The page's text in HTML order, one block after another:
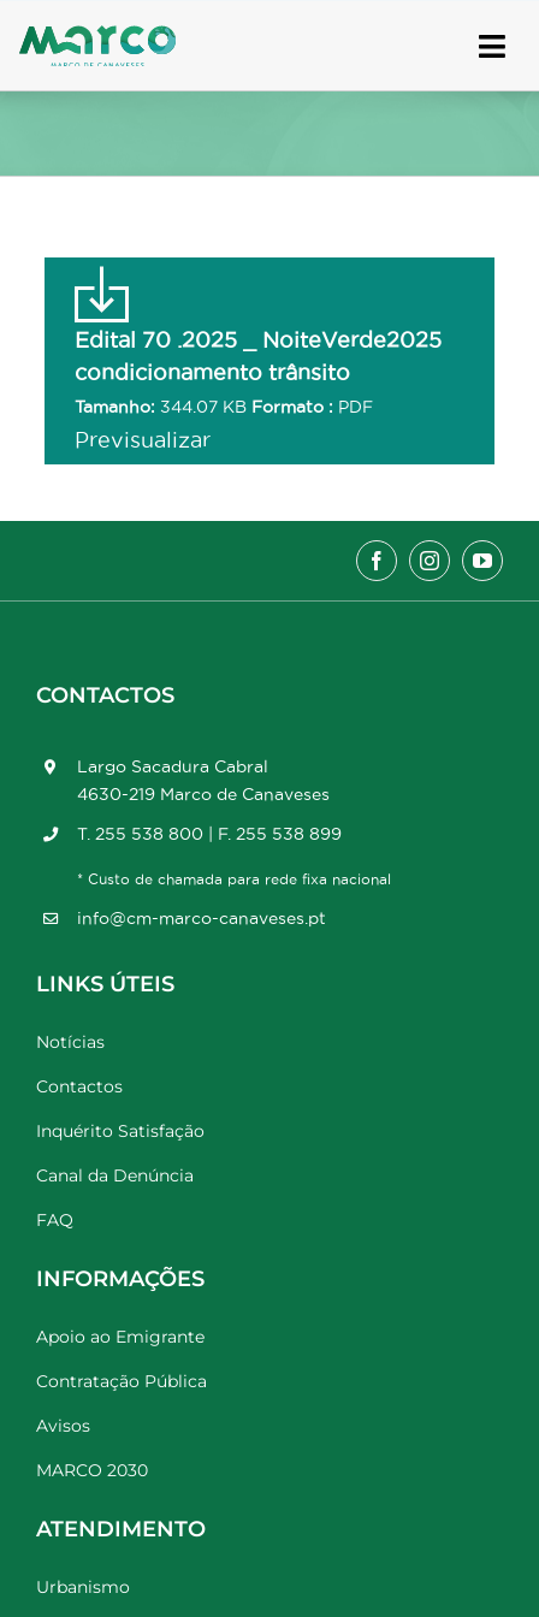
to
Edital 70 .2025 _ NoiteVerde2025
condicionamento trânsito
Tamanho: 344.07 KB Formato : PDF
Previsualizar
CONTACTOS
Largo Sacadura Cabral
4630-219 Marco de Canaveses
T. 255 538 800 | F. 255 538 899
* Custo de chamada para rede fixa nacional
info@cm-marco-canaveses.pt
LINKS ÚTEIS
Notícias
Contactos
Inquérito Satisfação
Canal da Denúncia
FAQ
INFORMAÇÕES
Apoio ao Emigrante
Contratação Pública
Avisos
MARCO 2030
ATENDIMENTO
Urbanismo